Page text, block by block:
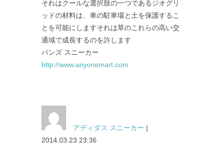
それはクールな選択肢の一つであるジオグリ
ッドの材料は、車の駐車場と土を保護するこ
とを可能にしますそれは草のこれらの高い交
通域で成長するのを許します
バンズ スニーカー
http://www.anyonemart.com
アディダス スニーカー |
2014.03.23 23:36